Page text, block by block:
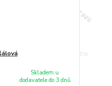
Skladem u
dodavatele do 3 dnů